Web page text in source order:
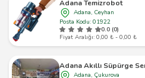
Adana Temizrobot
Adana, Ceyhan
Posta Kodu: 01922
0.0 (0)
Fiyat Aralığı: 0,00 ₺ - 0,00 ₺
Adana Akıllı Süpürge
Adana, Çukurova